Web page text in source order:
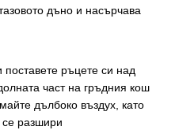
дъно и насърчава
ръцете си над
част на гръдния кош
дълбоко въздух, като
се разшири